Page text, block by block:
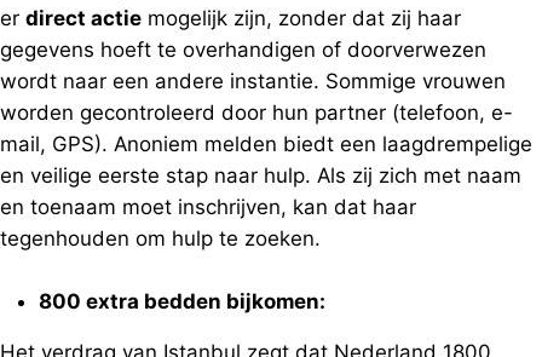
er direct actie mogelijk zijn, zonder dat zij haar
gegevens hoeft te overhandigen of doorverwezen
wordt naar een andere instantie. Sommige vrouwen
worden gecontroleerd door hun partner (telefoon, e-
mail, GPS). Anoniem melden biedt een laagdrempelige
en veilige eerste stap naar hulp. Als zij zich met naam
en toenaam moet inschrijven, kan dat haar
tegenhouden om hulp te zoeken.
800 extra bedden bijkomen:
Het verdrag van Istanbul zegt dat Nederland 1800